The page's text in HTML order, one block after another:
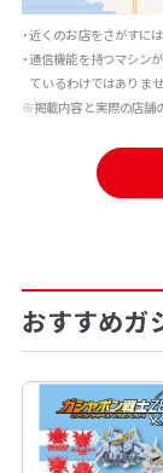
・近くのお店をさがすに
・通信機能を持つマシン
ているわけではありませ
※掲載内容と実際の店舗
おすすめガ